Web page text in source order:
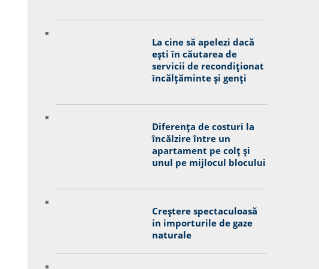
La cine să apelezi dacă
ești în căutarea de
servicii de recondiționat
încălțăminte și genți
Diferența de costuri la
încălzire între un
apartament pe colț și
unul pe mijlocul blocului
Creștere spectaculoasă
in importurile de gaze
naturale